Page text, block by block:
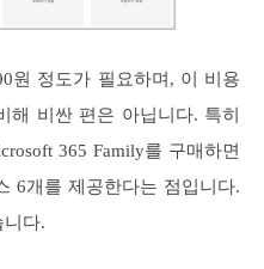
원 정도가 필요하며, 이 비용
해 비싼 편은 아닙니다. 특히
365 Family를 구매하면
6개를 제공한다는 점입니다.
니다.